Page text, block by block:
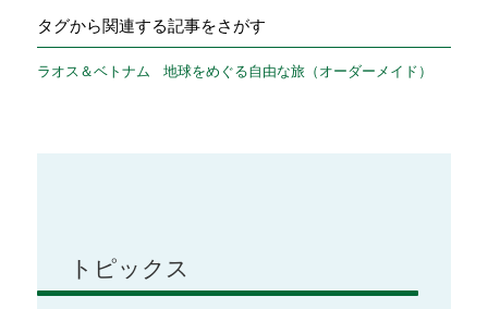
タグから関連する記事をさがす
ラオス＆ベトナム 地球をめぐる自由な旅（オーダーメイド）
トピックス